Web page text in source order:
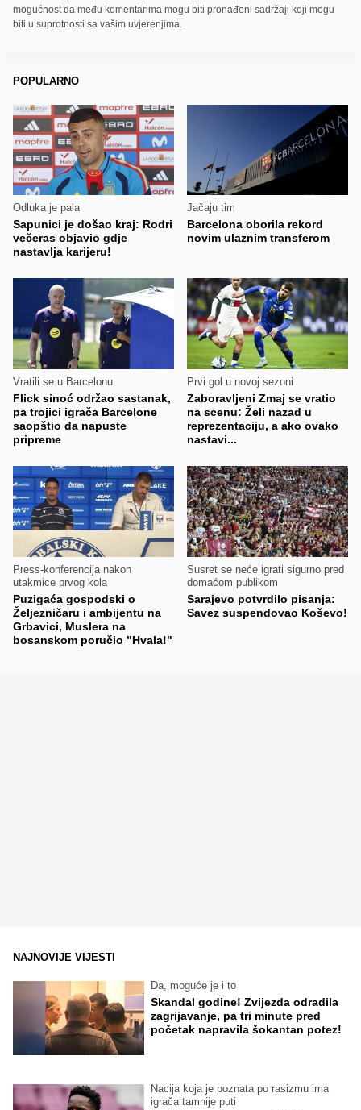
mogućnost da među komentarima mogu biti pronađeni sadržaji koji mogu
biti u suprotnosti sa vašim uvjerenjima.
POPULARNO
Odluka je pala
Sapunici je došao kraj: Rodri
večeras objavio gdje
nastavlja karijeru!
Jačaju tim
Barcelona oborila rekord
novim ulaznim transferom
Vratili se u Barcelonu
Flick sinoć održao sastanak,
pa trojici igrača Barcelone
saopštio da napuste
pripreme
Prvi gol u novoj sezoni
Zaboravljeni Zmaj se vratio
na scenu: Želi nazad u
reprezentaciju, a ako ovako
nastavi...
Press-konferencija nakon
utakmice prvog kola
Puzigaća gospodski o
Željezničaru i ambijentu na
Grbavici, Muslera na
bosanskom poručio "Hvala!"
Susret se neće igrati sigurno pred
domaćom publikom
Sarajevo potvrdilo pisanja:
Savez suspendovao Koševo!
NAJNOVIJE VIJESTI
Da, moguće je i to
Skandal godine! Zvijezda odradila
zagrijavanje, pa tri minute pred
početak napravila šokantan potez!
Nacija koja je poznata po rasizmu ima
igrača tamnije puti